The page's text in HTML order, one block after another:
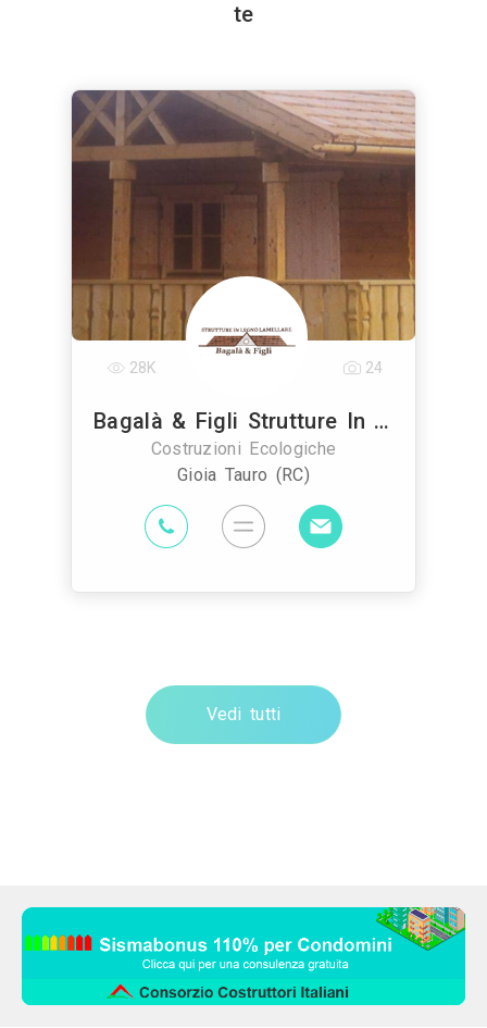
te
Bagalà & Figli Strutture In Legno
Costruzioni Ecologiche
Gioia Tauro (RC)
28K 24
Vedi tutti